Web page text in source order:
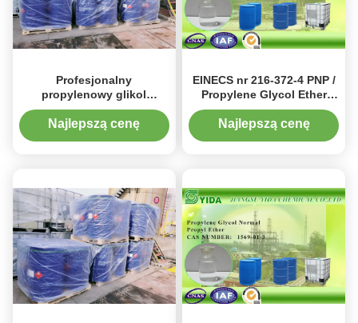
Profesjonalny
propylenowy glikol
monopropylowy eteru Pnp
Cas 1569-01-3, 1-propoksy-
Najlepszą cenę
EINECS nr 216-372-4 PNP /
Propylene Glycol Ether
monopropylowego Z 1000l
IBC Drums
Najlepszą cenę